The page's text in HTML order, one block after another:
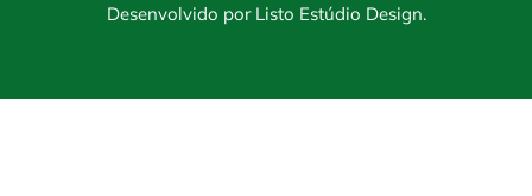
Desenvolvido por Listo Estúdio Design.